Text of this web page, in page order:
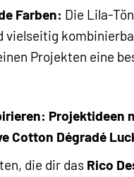
Farben: Die Lila-
vielseitig
Projekten eine
Projektideen
Cotton Dégradé
die dir das Rico